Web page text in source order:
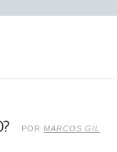
PORMARCOS GIL